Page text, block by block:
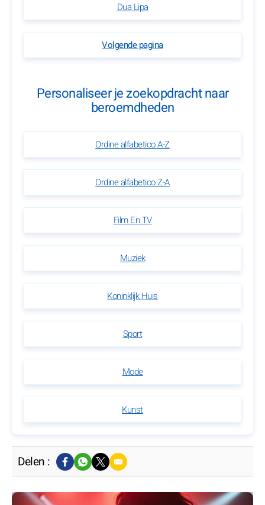
Dua Lipa
Volgende pagina
Personaliseer je zoekopdracht naar
beroemdheden
Ordine alfabetico A-Z
Ordine alfabetico Z-A
Film En TV
Muziek
Koninklijk Huis
Sport
Mode
Kunst
Delen :